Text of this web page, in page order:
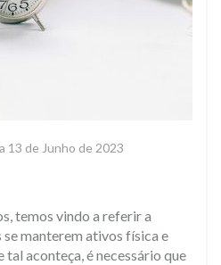
13 de Junho de 2023
temos vindo a referir a
manterem ativos física e
aconteça, é necessário que